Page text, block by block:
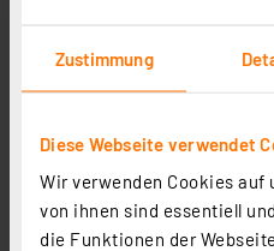
Zustimmung
Diese Webseite verwendet
Wir verwenden Cookies auf
von ihnen sind essentiell
die Funktionen der
Camouflage Outdoor
Artikel-Nr. 254502